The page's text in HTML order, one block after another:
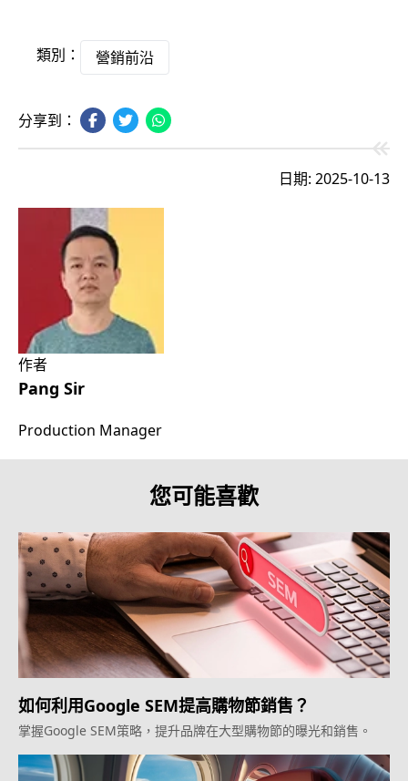
類別： 營銷前沿
分享到：
日期: 2025-10-13
作者
Pang Sir
Production Manager
您可能喜歡
如何利用Google SEM提高購物節銷售？
掌握Google SEM策略，提升品牌在大型購物節的曝光和銷售。